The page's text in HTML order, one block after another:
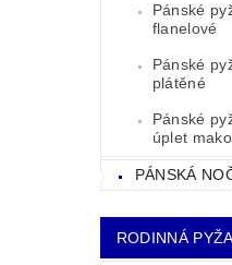
Pánské
flanelové
Pánské
plátěné
Pánské
úplet mako
PÁNSKÁ
RODINNÁ